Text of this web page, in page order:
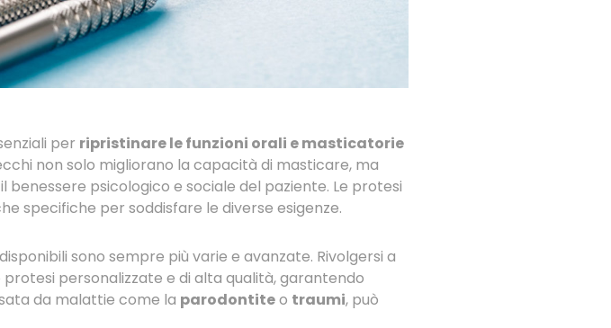
per ripristinare le funzioni orali e masticatorie
non solo migliorano la capacità di masticare, ma
psicologico e sociale del paziente. Le protesi
specifiche per soddisfare le diverse esigenze.
sono sempre più varie e avanzate. Rivolgersi a
personalizzate e di alta qualità, garantendo
da malattie come la parodontiteo traumi, può